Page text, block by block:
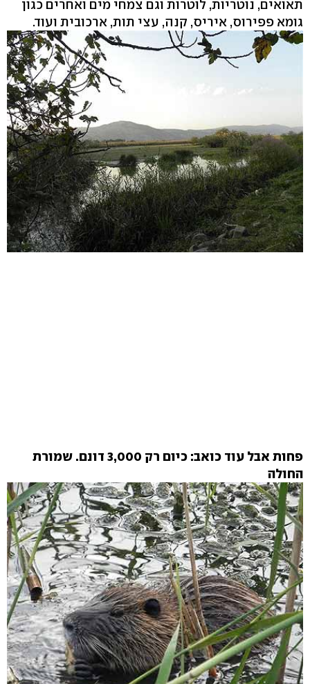
תאואים, נוטריות, לוטרות וגם צמחי מים ואחרים כגון
גומא פפירוס, איריס, קנה, עצי תות, ארכובית ועוד.
פחות אבל עוד כואב: כיום רק 3,000 דונם.
שמורת
החולה